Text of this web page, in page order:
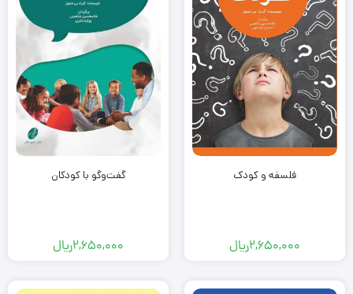
فلسفه و کودک
2,650,000ریال
گفت‌وگو با کودکان
2,650,000ریال